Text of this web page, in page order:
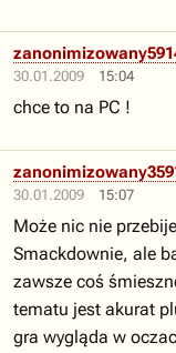
30.01.2009 15:04
chce to na PC !
30.01.2009 15:07
Może nic nie
Smackdownie, ale
zawsze coś
tematu jest akurat
gra wygląda w